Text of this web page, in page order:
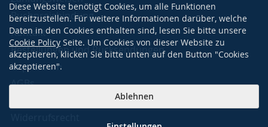
Buchpreisbindung
Kontakt
Bestellungen und Rücksendungen
Impressum
AGBs
Diese Website benötigt Cookies, um alle Funktionen
bereitzustellen. Für weitere Informationen darüber, welche
Daten in den Cookies enthalten sind, lesen Sie bitte unsere
Cookie Policy Seite. Um Cookies von dieser Website zu
akzeptieren, klicken Sie bitte unten auf den Button "Cookies
akzeptieren".
Ablehnen